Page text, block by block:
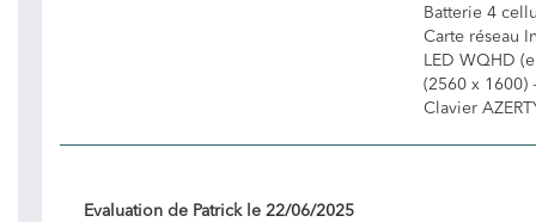
Batterie 4
Carte réseau
LED WQHD
(2560 x 1600)
Clavier
Evaluation de Patrickle 22/06/2025